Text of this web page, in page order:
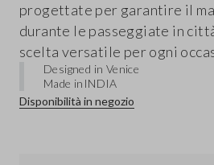
progettate per garantire il
durante le passeggiate in
scelta versatile per ogni
Designed in Venice
Made in INDIA
Disponibilità in negozio